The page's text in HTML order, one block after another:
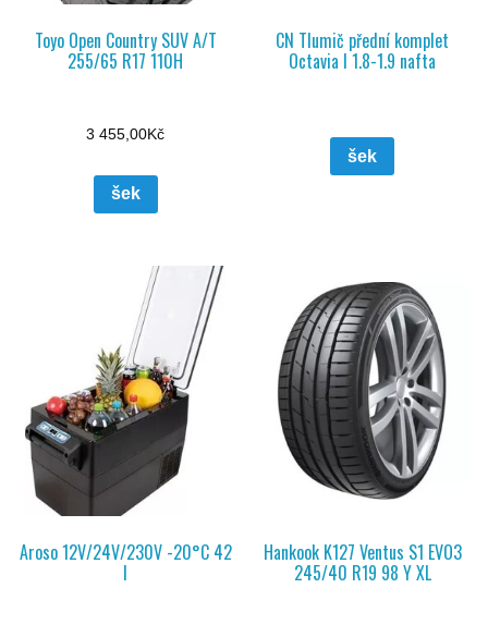
Toyo Open Country SUV A/T
255/65 R17 110H
3 455,00Kč
šek
CN Tlumič přední komplet
Octavia I 1.8-1.9 nafta
šek
Aroso 12V/24V/230V -20°C 42
l
Hankook K127 Ventus S1 EVO3
245/40 R19 98 Y XL